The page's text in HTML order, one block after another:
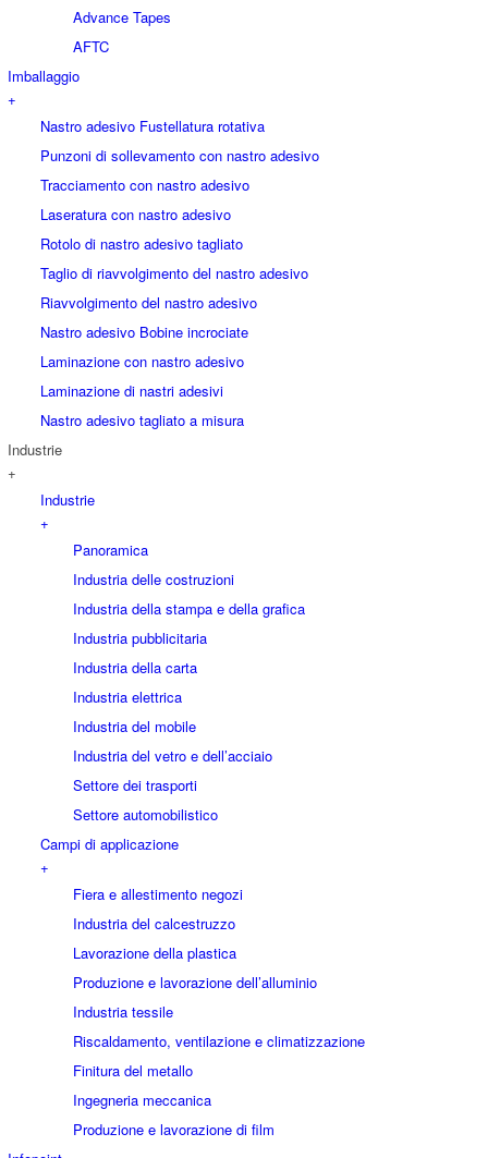
Advance Tapes
AFTC
Imballaggio
+
Nastro adesivo Fustellatura rotativa
Punzoni di sollevamento con nastro adesivo
Tracciamento con nastro adesivo
Laseratura con nastro adesivo
Rotolo di nastro adesivo tagliato
Taglio di riavvolgimento del nastro adesivo
Riavvolgimento del nastro adesivo
Nastro adesivo Bobine incrociate
Laminazione con nastro adesivo
Laminazione di nastri adesivi
Nastro adesivo tagliato a misura
Industrie
+
Industrie
+
Panoramica
Industria delle costruzioni
Industria della stampa e della grafica
Industria pubblicitaria
Industria della carta
Industria elettrica
Industria del mobile
Industria del vetro e dell’acciaio
Settore dei trasporti
Settore automobilistico
Campi di applicazione
+
Fiera e allestimento negozi
Industria del calcestruzzo
Lavorazione della plastica
Produzione e lavorazione dell’alluminio
Industria tessile
Riscaldamento, ventilazione e climatizzazione
Finitura del metallo
Ingegneria meccanica
Produzione e lavorazione di film